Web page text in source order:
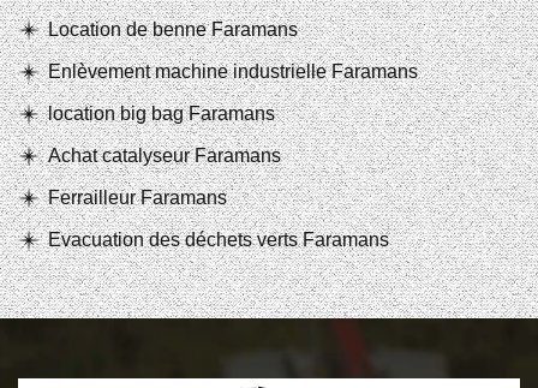
Location de benne Faramans
Enlèvement machine industrielle Faramans
location big bag Faramans
Achat catalyseur Faramans
Ferrailleur Faramans
Evacuation des déchets verts Faramans